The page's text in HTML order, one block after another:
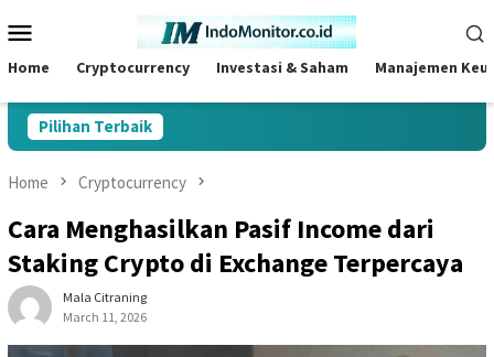
to
Menu
Home Cryptocurrency Investasi & Saham Manajemen
Pilihan Terbaik
Home Cryptocurrency
Cara Menghasilkan Pasif Income dari
Staking Crypto di Exchange Terpercaya
Mala Citraning
March 11, 2026